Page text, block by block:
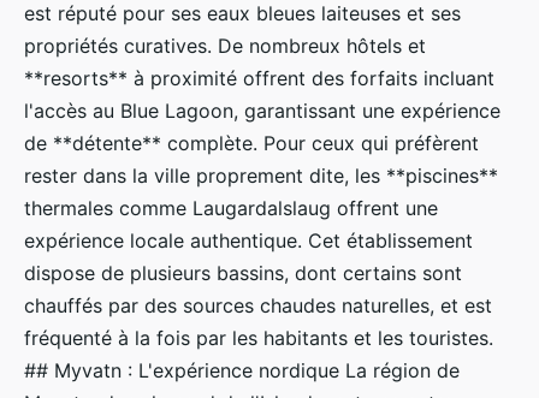
est réputé pour ses eaux bleues laiteuses et ses
propriétés curatives. De nombreux hôtels et
**resorts** à proximité offrent des forfaits incluant
l'accès au Blue Lagoon, garantissant une expérience
de **détente** complète. Pour ceux qui préfèrent
rester dans la ville proprement dite, les **piscines**
thermales comme Laugardalslaug offrent une
expérience locale authentique. Cet établissement
dispose de plusieurs bassins, dont certains sont
chauffés par des sources chaudes naturelles, et est
fréquenté à la fois par les habitants et les touristes.
## Myvatn : L'expérience nordique La région de